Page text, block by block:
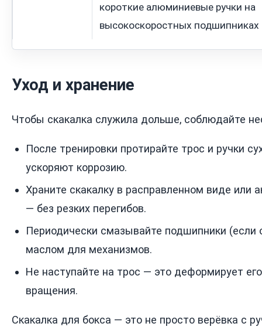
короткие алюминиевые ручки на
высокоскоростных подшипниках
Уход и хранение
Чтобы скакалка служила дольше, соблюдайте
После тренировки протирайте трос и ручки
ускоряют коррозию.
Храните скакалку в расправленном виде или
— без резких перегибов.
Периодически смазывайте подшипники (если
маслом для механизмов.
Не наступайте на трос — это деформирует
вращения.
Скакалка для бокса — это не просто верёвка с